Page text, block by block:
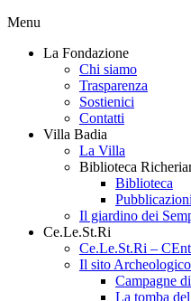
Menu
La Fondazione
Chi siamo
Trasparenza
Sostienici
Contatti
Villa Badia
La Villa
Biblioteca
Biblioteca
Pubblicazioni
Il giardino dei
Ce.Le.St.Ri
Ce.Le.St.Ri –
Il sito Archeologico
Campagne
La tomba